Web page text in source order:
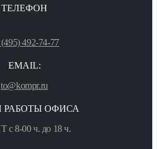
ТЕЛЕФОН
492-74-77
EMAIL:
to@kompr.ru
РАБОТЫ ОФИСА
с 8-00 ч. до 18 ч.